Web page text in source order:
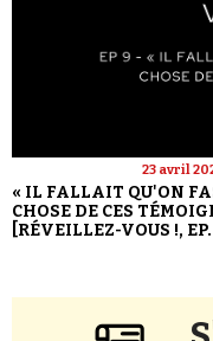
23 avril
« IL FALLAIT QU'ON
CHOSE DE CES
[RÉVEILLEZ-VOUS !, EP.